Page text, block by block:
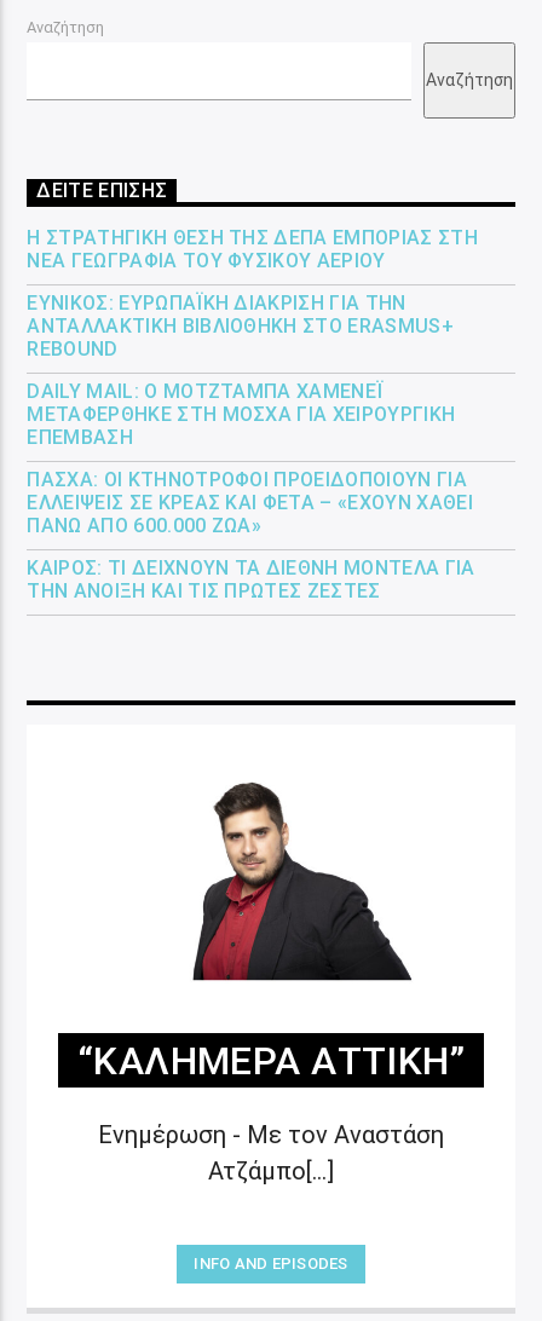
Αναζήτηση
Αναζήτηση
ΔΕΙΤΕ ΕΠΙΣΗΣ
Η ΣΤΡΑΤΗΓΙΚΉ ΘΈΣΗ ΤΗΣ ΔΕΠΑ ΕΜΠΟΡΊΑΣ ΣΤΗ
ΝΈΑ ΓΕΩΓΡΑΦΊΑ ΤΟΥ ΦΥΣΙΚΟΎ ΑΕΡΊΟΥ
ΕΎΝΙΚΟΣ: ΕΥΡΩΠΑΪΚΉ ΔΙΆΚΡΙΣΗ ΓΙΑ ΤΗΝ
ΑΝΤΑΛΛΑΚΤΙΚΉ ΒΙΒΛΙΟΘΉΚΗ ΣΤΟ ERASMUS+
REBOUND
DAILY MAIL: Ο ΜΟΤΖΤΆΜΠΑ ΧΑΜΕΝΕΪ́
ΜΕΤΑΦΈΡΘΗΚΕ ΣΤΗ ΜΌΣΧΑ ΓΙΑ ΧΕΙΡΟΥΡΓΙΚΉ
ΕΠΈΜΒΑΣΗ
ΠΆΣΧΑ: ΟΙ ΚΤΗΝΟΤΡΌΦΟΙ ΠΡΟΕΙΔΟΠΟΙΟΎΝ ΓΙΑ
ΕΛΛΕΊΨΕΙΣ ΣΕ ΚΡΈΑΣ ΚΑΙ ΦΈΤΑ – «ΈΧΟΥΝ ΧΑΘΕΊ
ΠΆΝΩ ΑΠΌ 600.000 ΖΏΑ»
ΚΑΙΡΌΣ: ΤΙ ΔΕΊΧΝΟΥΝ ΤΑ ΔΙΕΘΝΉ ΜΟΝΤΈΛΑ ΓΙΑ
ΤΗΝ ΆΝΟΙΞΗ ΚΑΙ ΤΙΣ ΠΡΏΤΕΣ ΖΈΣΤΕΣ
“ΚΑΛΗΜΈΡΑ ΑΤΤΙΚΉ”
Ενημέρωση - Με τον Αναστάση
Ατζάμπο[...]
INFO AND EPISODES